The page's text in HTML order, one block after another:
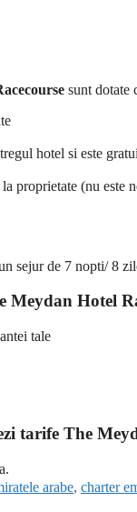
sunt dotate
hotel si este
proprietate (nu este
sejur de 7 nopti/ 8
Meydan Hotel
tale
tarife The
arabe, charter